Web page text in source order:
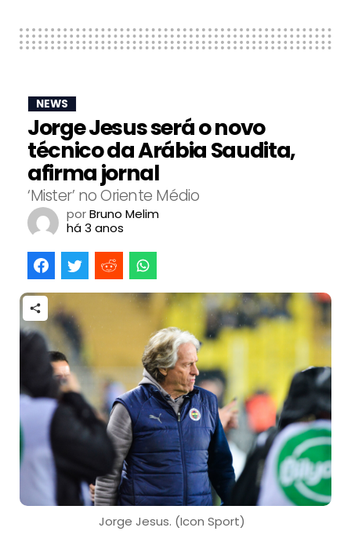
NEWS
Jorge Jesus será o novo
técnico da Arábia Saudita,
afirma jornal
‘Mister’ no Oriente Médio
porBruno Melim
há 3 anos
Jorge Jesus. (Icon Sport)